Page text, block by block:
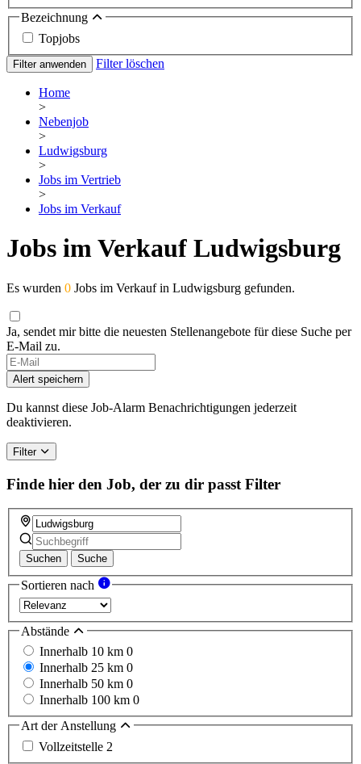
Bezeichnung
Topjobs
Filter anwenden Filter löschen
Home
>
Nebenjob
>
Ludwigsburg
>
Jobs im Vertrieb
>
Jobs im Verkauf
Jobs im Verkauf Ludwigsburg
Es wurden 0 Jobs im Verkauf in Ludwigsburg gefunden.
Ja, sendet mir bitte die neuesten Stellenangebote für diese Suche per
E-Mail zu.
Alert speichern
Du kannst diese Job-Alarm Benachrichtigungen jederzeit
deaktivieren.
Filter
Finde hier den Job, der zu dir passt Filter
Suchen Suche
Sortieren nach
Abstände
Innerhalb 10 km 0
Innerhalb 25 km 0
Innerhalb 50 km 0
Innerhalb 100 km 0
Art der Anstellung
Vollzeitstelle 2